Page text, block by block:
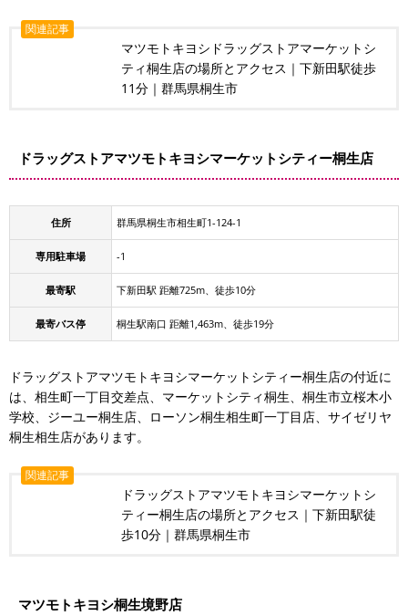
関連記事
マツモトキヨシドラッグストアマーケットシ
ティ桐生店の場所とアクセス｜下新田駅徒歩
11分｜群馬県桐生市
ドラッグストアマツモトキヨシマーケットシティー桐生店
住所 群馬県桐生市相生町1-124-1
専用駐車場 -1
最寄駅 下新田駅 距離725m、徒歩10分
最寄バス停 桐生駅南口 距離1,463m、徒歩19分
ドラッグストアマツモトキヨシマーケットシティー桐生店の付近に
は、相生町一丁目交差点、マーケットシティ桐生、桐生市立桜木小
学校、ジーユー桐生店、ローソン桐生相生町一丁目店、サイゼリヤ
桐生相生店があります。
関連記事
ドラッグストアマツモトキヨシマーケットシ
ティー桐生店の場所とアクセス｜下新田駅徒
歩10分｜群馬県桐生市
マツモトキヨシ桐生境野店